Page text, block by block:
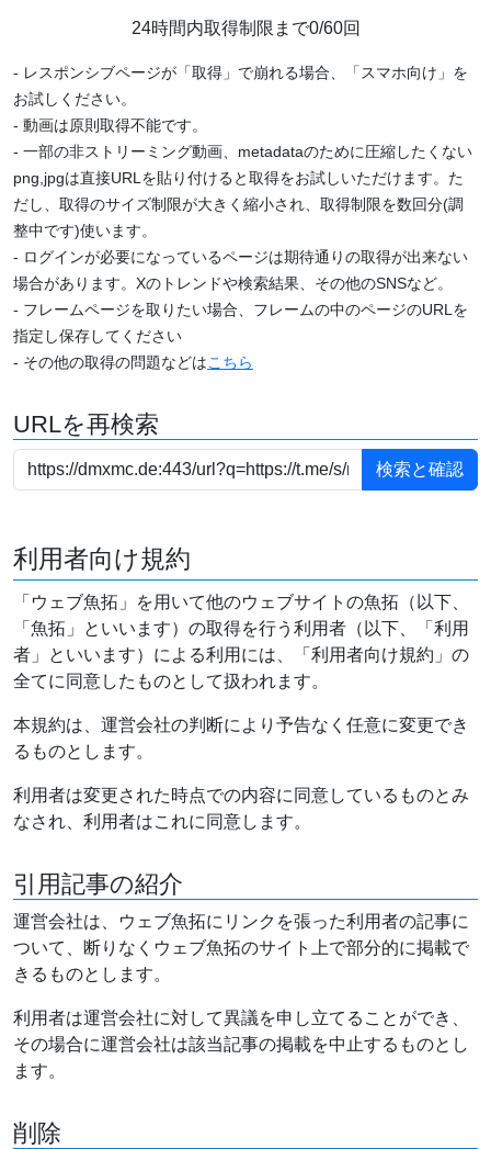
24時間内取得制限まで0/60回
- レスポンシブページが「取得」で崩れる場合、「スマホ向け」を
お試しください。
- 動画は原則取得不能です。
- 一部の非ストリーミング動画、metadataのために圧縮したくない
png,jpgは直接URLを貼り付けると取得をお試しいただけます。た
だし、取得のサイズ制限が大きく縮小され、取得制限を数回分(調
整中です)使います。
- ログインが必要になっているページは期待通りの取得が出来ない
場合があります。Xのトレンドや検索結果、その他のSNSなど。
- フレームページを取りたい場合、フレームの中のページのURLを
指定し保存してください
- その他の取得の問題などはこちら
URLを再検索
利用者向け規約
「ウェブ魚拓」を用いて他のウェブサイトの魚拓（以下、
「魚拓」といいます）の取得を行う利用者（以下、「利用
者」といいます）による利用には、「利用者向け規約」の
全てに同意したものとして扱われます。
本規約は、運営会社の判断により予告なく任意に変更でき
るものとします。
利用者は変更された時点での内容に同意しているものとみ
なされ、利用者はこれに同意します。
引用記事の紹介
運営会社は、ウェブ魚拓にリンクを張った利用者の記事に
ついて、断りなくウェブ魚拓のサイト上で部分的に掲載で
きるものとします。
利用者は運営会社に対して異議を申し立てることができ、
その場合に運営会社は該当記事の掲載を中止するものとし
ます。
削除